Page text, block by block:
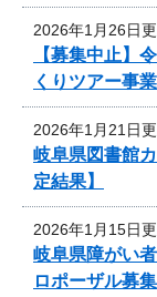
2026年1月26日
【募集中止】
くりツアー事
2026年1月21日
岐阜県図書館
定結果】
2026年1月15日
岐阜県障がい
ロポーザル募集